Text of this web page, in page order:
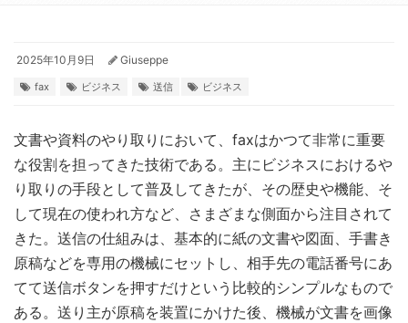
2025年10月9日 Giuseppe
fax ビジネス 送信 ビジネス
文書や資料のやり取りにおいて、faxはかつて非常に重要
な役割を担ってきた技術である。 主にビジネスにおけるや
り取りの手段として普及してきたが、その歴史や機能、そ
して現在の使われ方など、さまざまな側面から注目されて
きた。送信の仕組みは、基本的に紙の文書や図面、手書き
原稿などを専用の機械にセットし、相手先の電話番号にあ
てて送信ボタンを押すだけという比較的シンプルなもので
ある。送り主が原稿を装置にかけた後、機械が文書を画像